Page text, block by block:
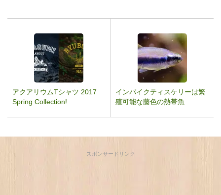
アクアリウムTシャツ 2017
Spring Collection!
インパイクティスケリーは繁
殖可能な藤色の熱帯魚
スポンサードリンク